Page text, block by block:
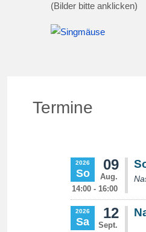
(Bilder bitte anklicken)
Termine